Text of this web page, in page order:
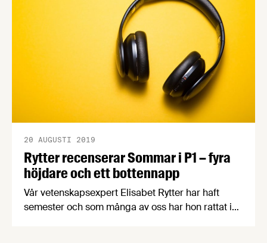
Rytter recenserar Sommar i P1 – fyra
höjdare och ett bottennapp
20 AUGUSTI 2019
Vår vetenskapsexpert Elisabet Rytter har haft
semester och som många av oss har hon rattat in